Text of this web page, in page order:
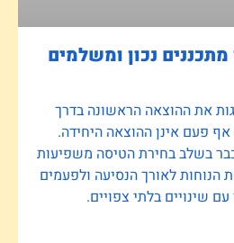
נכון ומשלמים
את ההוצאה הראשונה בדרך
פעם אינן ההוצאה היחידה.
בשלב בחירת הטיסה משפיעות
הנוחות לאורך הנסיעה ולפעמים
שינויים בלתי צפויים.